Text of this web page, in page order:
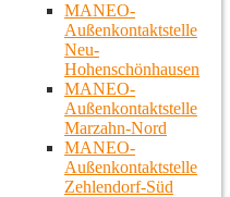
MANEO-
Außenkontaktstelle
Neu-
Hohenschönhausen
MANEO-
Außenkontaktstelle
Marzahn-Nord
MANEO-
Außenkontaktstelle
Zehlendorf-Süd